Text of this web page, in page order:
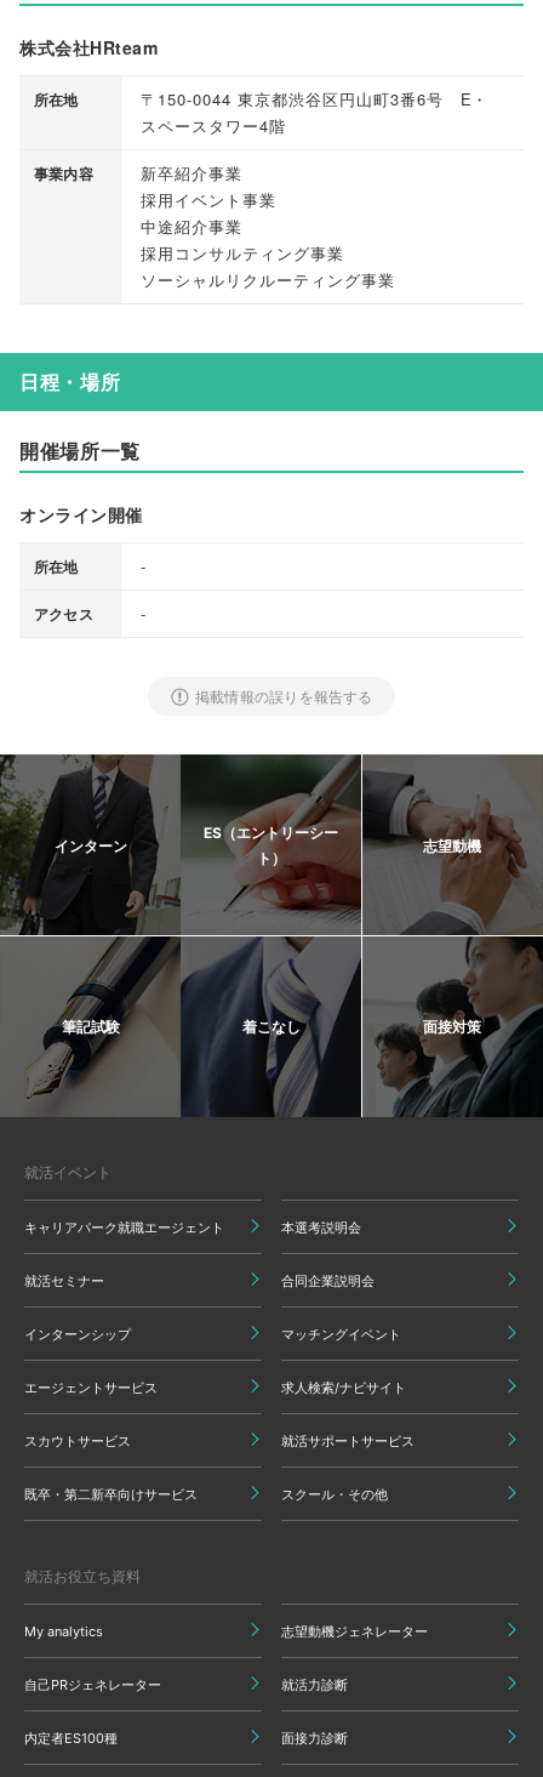
株式会社HRteam
所在地
〒150-0044 東京都渋谷区円山町3番6号 E・
スペースタワー4階
事業内容
新卒紹介事業
採用イベント事業
中途紹介事業
採用コンサルティング事業
ソーシャルリクルーティング事業
日程・場所
開催場所一覧
オンライン開催
所在地 -
アクセス -
掲載情報の誤りを報告する
インターン
ES（エントリーシー
ト）
志望動機
筆記試験 着こなし 面接対策
就活イベント
キャリアパーク就職エージェント 本選考説明会
就活セミナー 合同企業説明会
インターンシップ マッチングイベント
エージェントサービス 求人検索/ナビサイト
スカウトサービス 就活サポートサービス
既卒・第二新卒向けサービス スクール・その他
就活お役立ち資料
My analytics 志望動機ジェネレーター
自己PRジェネレーター 就活力診断
内定者ES100種 面接力診断